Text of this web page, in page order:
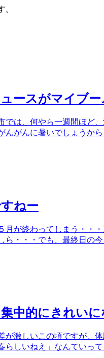
。
ースがマイブー
では、何やら一週間ほど
がんに暑いでしょうか
ねー
月が終わってしまう・・
ら・・・でも、最終日の
中的にきれいに
激しいこの頃ですが、
らしいねえ」なんていっ